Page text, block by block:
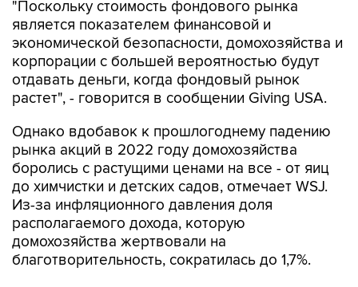
экономической безопасности, домохозяйства и
корпорации с большей вероятностью будут
отдавать деньги, когда фондовый рынок
растет", - говорится в сообщении Giving USA.
Однако вдобавок к прошлогоднему падению
боролись с растущими ценами на все - от яиц
до химчистки и детских садов, отмечает WSJ.
Из-за инфляционного давления доля
располагаемого дохода, которую
домохозяйства жертвовали на
благотворительность, сократилась до 1,7%.
В среднем за последние 40 лет домохозяйства